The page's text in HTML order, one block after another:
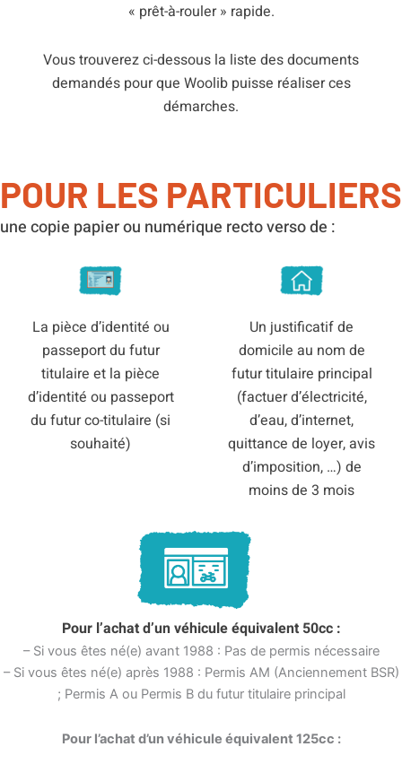
« prêt-à-rouler » rapide.
Vous trouverez ci-dessous la liste des documents
demandés pour que Woolib puisse réaliser ces
démarches.
POUR LES PARTICULIERS
une copie papier ou numérique recto verso de :
La pièce d’identité ou
passeport du futur
titulaire et la pièce
d’identité ou passeport
du futur co-titulaire (si
souhaité)
Un justificatif de
domicile au nom de
futur titulaire principal
(factuer d’électricité,
d’eau, d’internet,
quittance de loyer, avis
d’imposition, …) de
moins de 3 mois
Pour l’achat d’un véhicule équivalent 50cc :
– Si vous êtes né(e) avant 1988 : Pas de permis nécessaire
– Si vous êtes né(e) après 1988 : Permis AM (Anciennement BSR)
; Permis A ou Permis B du futur titulaire principal
Pour l’achat d’un véhicule équivalent 125cc :